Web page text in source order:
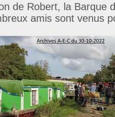
de Robert, la Barque
amis sont venus